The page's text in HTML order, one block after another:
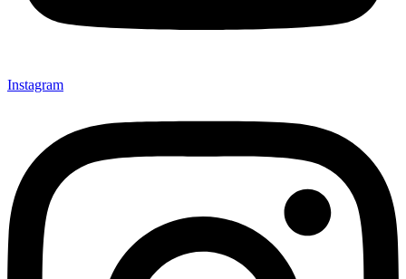
Instagram